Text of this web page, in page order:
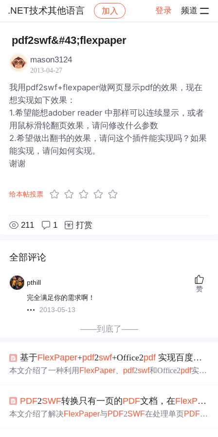
.NET技术其他语言 加入 登录 频道
社区 .NET技术其他语言
pdf2swf&#43;flexpaper
mason3124
2013-04-27
我用pdf2swf+flexpaper做网页显示pdf的效果，现在
想实现如下效果：
1.希望能想adober reader 中那样可以连续显示，或者
用鼠标滑轮翻页效果，请问修改什么参数
2.希望做出翻书的效果，请问这个插件能实现吗？如果
能实现，请问如何实现。
谢谢
给本帖投票
211 1 打赏
全部评论
pthill
完全满足你的需求啊！
2013-05-13
赞
——到底了——
基于FlexPaper+pdf2swf+Office2pdf 实现百度文库功能
本文介绍了一种利用 FlexPaper pdf2swf和Office2pdf实现
PDF2SWF转换只有一页的PDF文档，在FlexPaper
本文介绍了解决FlexPaper与PDF2SWF在处理单页PDF文